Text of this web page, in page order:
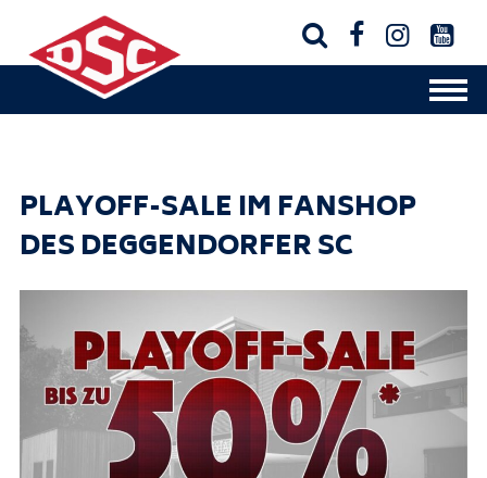
   
PLAYOFF-SALE IM FANSHOP
DES DEGGENDORFER SC